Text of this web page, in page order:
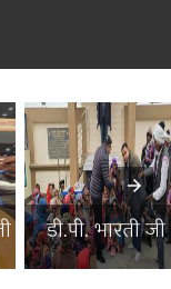
राम जी जनज...
डी.पी. भारती